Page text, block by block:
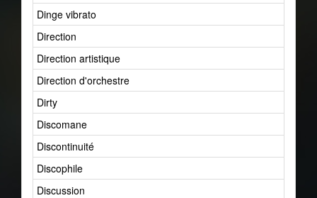
Dinge vibrato
Direction
Direction artistique
Direction d'orchestre
Dirty
Discomane
Discontinuité
Discophile
Discussion